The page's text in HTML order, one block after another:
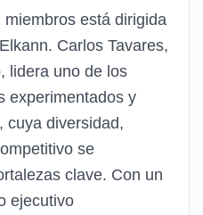
está dirigida
Carlos Tavares,
lidera uno de los
experimentados y
cuya diversidad,
se
clave. Con un
ejecutivo